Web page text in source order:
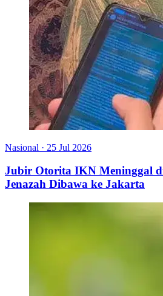
Nasional · 25 Jul 2026
Jubir Otorita IKN Meninggal
Jenazah Dibawa ke Jakarta